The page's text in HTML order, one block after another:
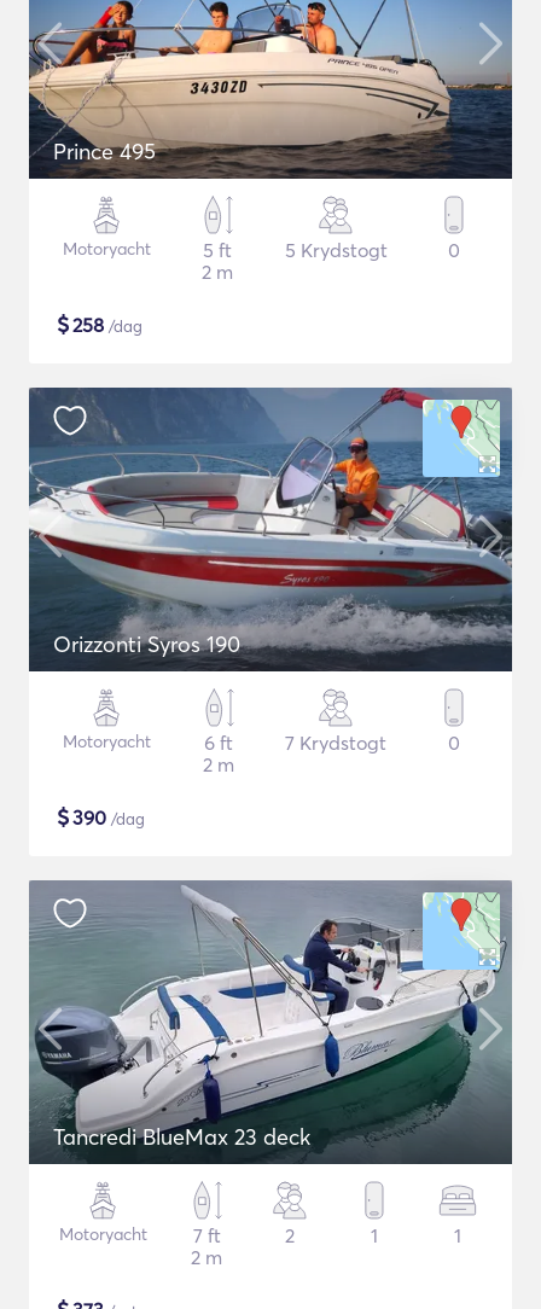
Prince 495
Motoryacht
5 ft
2 m
5 Krydstogt 0
$258 /dag
Orizzonti Syros 190
Motoryacht
6 ft
2 m
7 Krydstogt 0
$390 /dag
Tancredi BlueMax 23 deck
Motoryacht
7 ft
2 m
2 1 1